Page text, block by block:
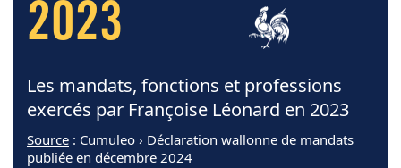
2023
Les mandats, fonctions et professions
exercés par Françoise Léonard en 2023
Source : Cumuleo › Déclaration wallonne de mandats
publiée en décembre 2024